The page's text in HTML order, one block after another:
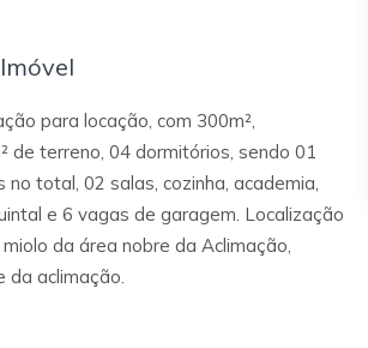
para locação, com 300m²,
de terreno, 04 dormitórios, sendo 01
no total, 02 salas, cozinha, academia,
e 6 vagas de garagem. Localização
da área nobre da Aclimação,
da aclimação.